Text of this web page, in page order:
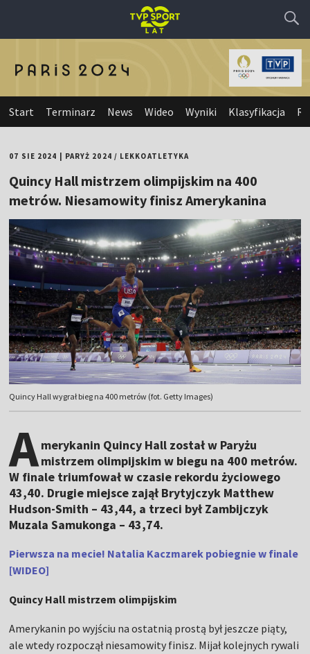
Start Terminarz News Wideo Wyniki Klasyfikacja
07 SIE 2024 PARYŻ 2024 / LEKKOATLETYKA
Quincy Hall mistrzem olimpijskim na 400
metrów. Niesamowity finisz Amerykanina
Quincy Hall wygrał bieg na 400 metrów (fot. Getty Images)
Amerykanin Quincy Hall został w Paryżu
mistrzem olimpijskim w biegu na 400 metrów.
W finale triumfował w czasie rekordu życiowego
43,40. Drugie miejsce zajął Brytyjczyk Matthew
Hudson-Smith – 43,44, a trzeci był Zambijczyk
Muzala Samukonga – 43,74.
Pierwsza na mecie! Natalia Kaczmarek pobiegnie w finale
[WIDEO]
Quincy Hall mistrzem olimpijskim
Amerykanin po wyjściu na ostatnią prostą był jeszcze piąty,
ale wtedy rozpoczął niesamowity finisz. Mijał kolejnych rywali